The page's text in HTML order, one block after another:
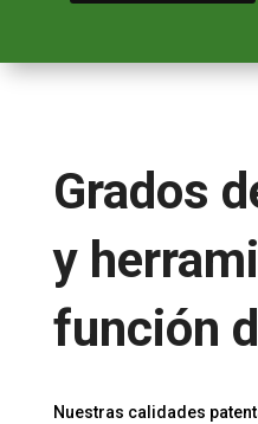
Grados
y
función
Nuestras calidades